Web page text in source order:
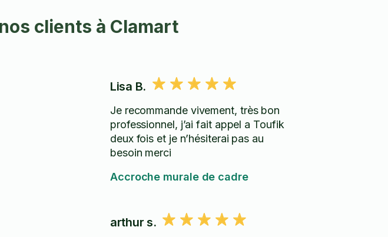
clients à Clamart
Lisa B.
Je recommande vivement, très bon
professionnel, j’ai fait appel a Toufik
deux fois et je n’hésiterai pas au
besoin merci
Accroche murale de cadre
arthur s.